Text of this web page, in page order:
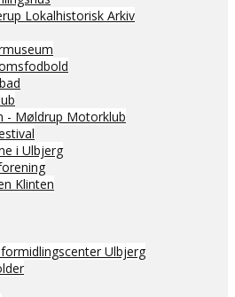
Lokalhistorisk Arkiv
- Møldrup Motorklub
i Ulbjerg
Klinten
Ulbjerg